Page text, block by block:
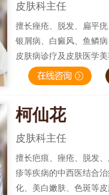
皮肤科主任
擅长痤疮、脱发、扁平疣
银屑病、白癜风、鱼鳞
皮肤病诊疗及皮肤医学美
柯仙花
皮肤科主任
擅长疤痕、痤疮、脱发
疹等疾病的中西医结合
化、美白嫩肤、色斑等皮